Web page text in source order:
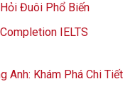
Đuôi Phổ Biến
IELTS
Anh: Khám Phá Chi Tiết